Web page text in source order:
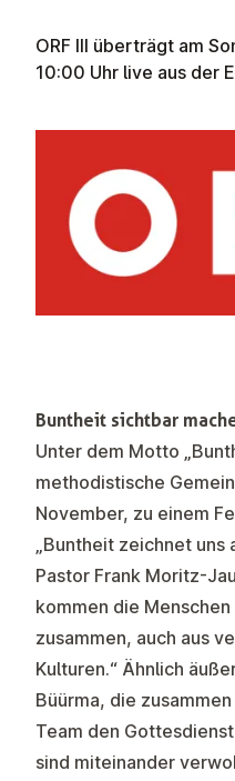
ORF III überträgt am
10:00 Uhr live aus der
Buntheit sichtbar
Unter dem Motto
methodistische
November, zu einem
„Buntheit zeichnet uns
Pastor Frank Moritz-
kommen die
zusammen, auch aus
Kulturen.“ Ähnlich
Büürma, die
Team den
sind miteinander